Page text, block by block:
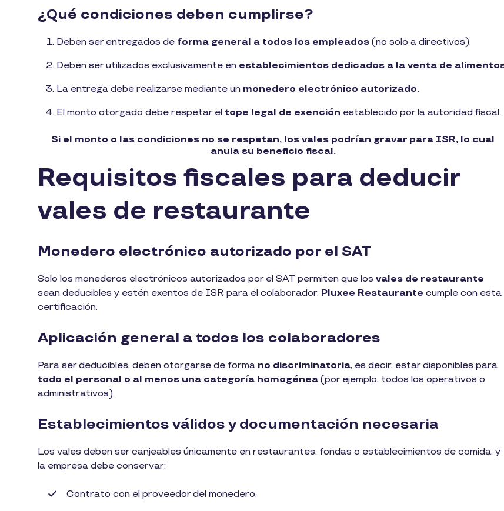
¿Qué condiciones deben cumplirse?
Deben ser entregados de forma general a todos los empleados (no solo a directivos).
Deben ser utilizados exclusivamente en establecimientos dedicados a la venta de
La entrega debe realizarse mediante un monedero electrónico autorizado.
El monto otorgado debe respetar el tope legal de exención establecido por la autoridad fiscal.
Si el monto o las condiciones no se respetan, los vales podrían gravar para ISR, lo cual
anula su beneficio fiscal.
Requisitos fiscales para deducir
vales de restaurante
Monedero electrónico autorizado por el SAT
Solo los monederos electrónicos autorizados por el SAT permiten que los vales de restaurante
sean deducibles y estén exentos de ISR para el colaborador. Pluxee Restaurante cumple con esta
certificación.
Aplicación general a todos los colaboradores
Para ser deducibles, deben otorgarse de forma no discriminatoria, es decir, estar disponibles para
todo el personal o al menos una categoría homogénea (por ejemplo, todos los operativos o
administrativos).
Establecimientos válidos y documentación necesaria
Los vales deben ser canjeables únicamente en restaurantes, fondas o establecimientos de comida, y
la empresa debe conservar:
Contrato con el proveedor del monedero.